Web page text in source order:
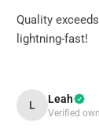
Quality
lightning-fast!
L Leah
Verified